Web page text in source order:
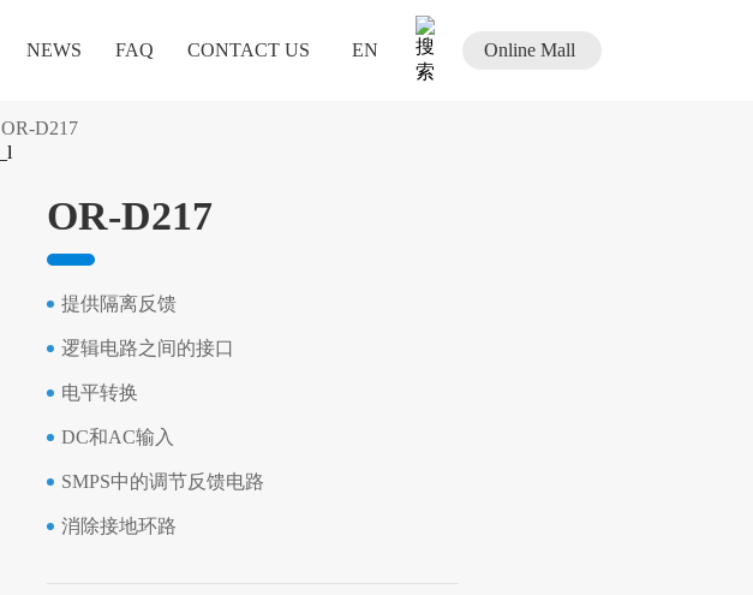
NEWS FAQ CONTACT US EN Online Mall
OR-D217
OR-D217
提供隔离反馈
逻辑电路之间的接口
电平转换
DC和AC输入
SMPS中的调节反馈电路
消除接地环路